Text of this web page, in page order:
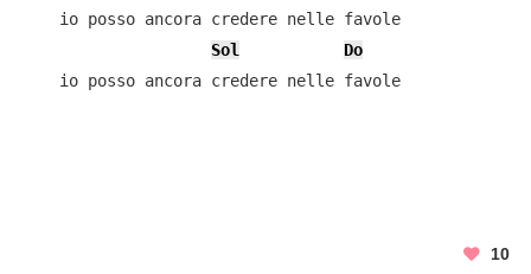
    io posso ancora credere nelle favole
Sol
Do
    io posso ancora credere nelle favole
10